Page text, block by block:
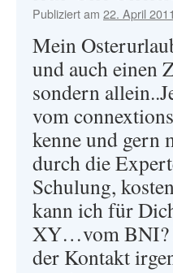
Publiziert am 22. April 2011
Mein
und auch einen
sondern
vom
kenne und gern
durch die
Schulung,
kann ich für
XY…vom BNI?
der Kontakt